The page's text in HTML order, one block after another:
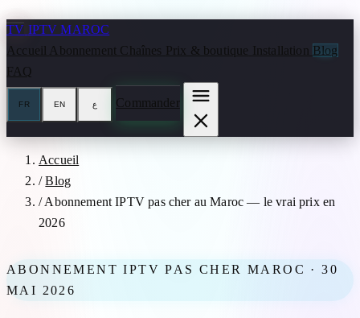
Aller au contenu
TV IPTV MAROC
Accueil Abonnement Chaînes Prix & boutique Installation Blog
FAQ
FR EN ع Commander
Accueil
/ Blog
/ Abonnement IPTV pas cher au Maroc — le vrai prix en
2026
ABONNEMENT IPTV PAS CHER MAROC · 30
MAI 2026